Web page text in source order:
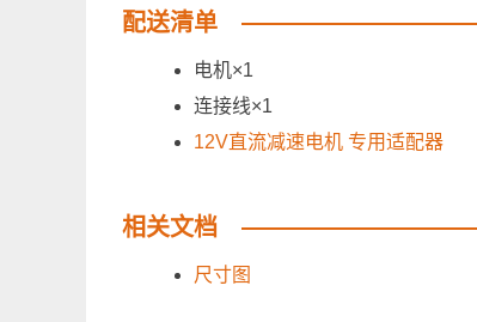
配送清单
电机×1
连接线×1
12V直流减速电机 专用适配器
相关文档
尺寸图